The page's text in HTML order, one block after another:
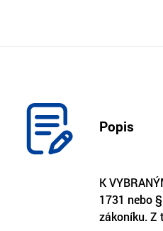
Popis
K
1731 nebo
zákoníku. Z